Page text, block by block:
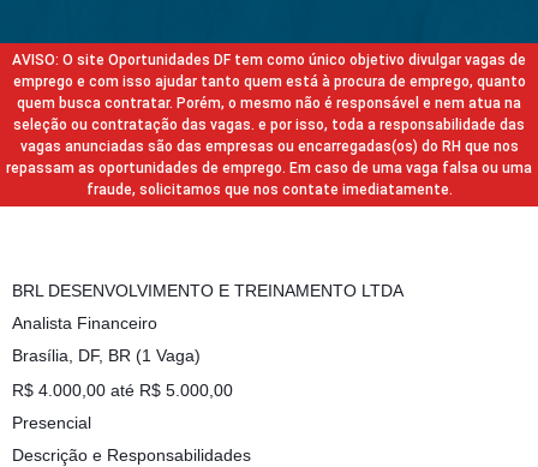
AVISO: O site Oportunidades DF tem como único objetivo divulgar vagas de
emprego e com isso ajudar tanto quem está à procura de emprego, quanto
quem busca contratar. Porém, o mesmo não é responsável e nem atua na
seleção ou contratação das vagas. e por isso, toda a responsabilidade das
vagas anunciadas são das empresas ou encarregadas(os) do RH que nos
repassam as oportunidades de emprego. Em caso de uma vaga falsa ou uma
fraude, solicitamos que nos contate imediatamente.
BRL DESENVOLVIMENTO E TREINAMENTO LTDA
Analista Financeiro
Brasília, DF, BR (1 Vaga)
R$ 4.000,00 até R$ 5.000,00
Presencial
Descrição e Responsabilidades